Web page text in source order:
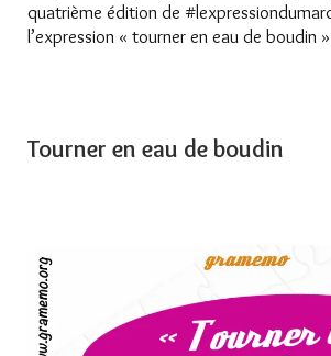
quatrième édition de
l’expression « tourner en eau de boudin
Tourner en eau de boudin